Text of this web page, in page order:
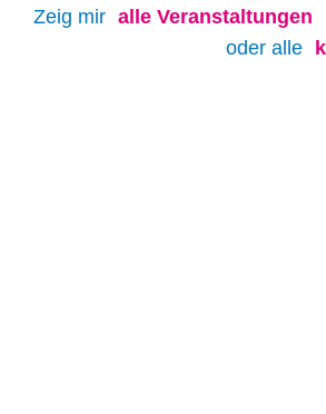
Zeig mir alle Veranstaltungen
oder alle